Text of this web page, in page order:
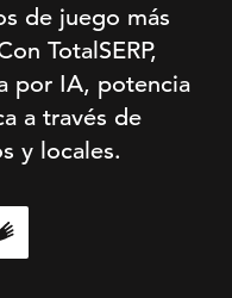
de juego más
TotalSERP,
por IA, potencia
a través de
y locales.